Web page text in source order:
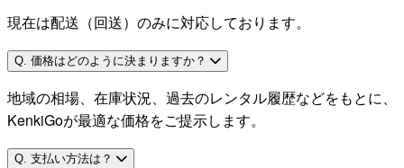
現在は配送（回送）のみに対応しております。
Q. 価格はどのように決まりますか？
地域の相場、在庫状況、過去のレンタル履歴などをもとに、
KenkiGoが最適な価格をご提示します。
Q. 支払い方法は？